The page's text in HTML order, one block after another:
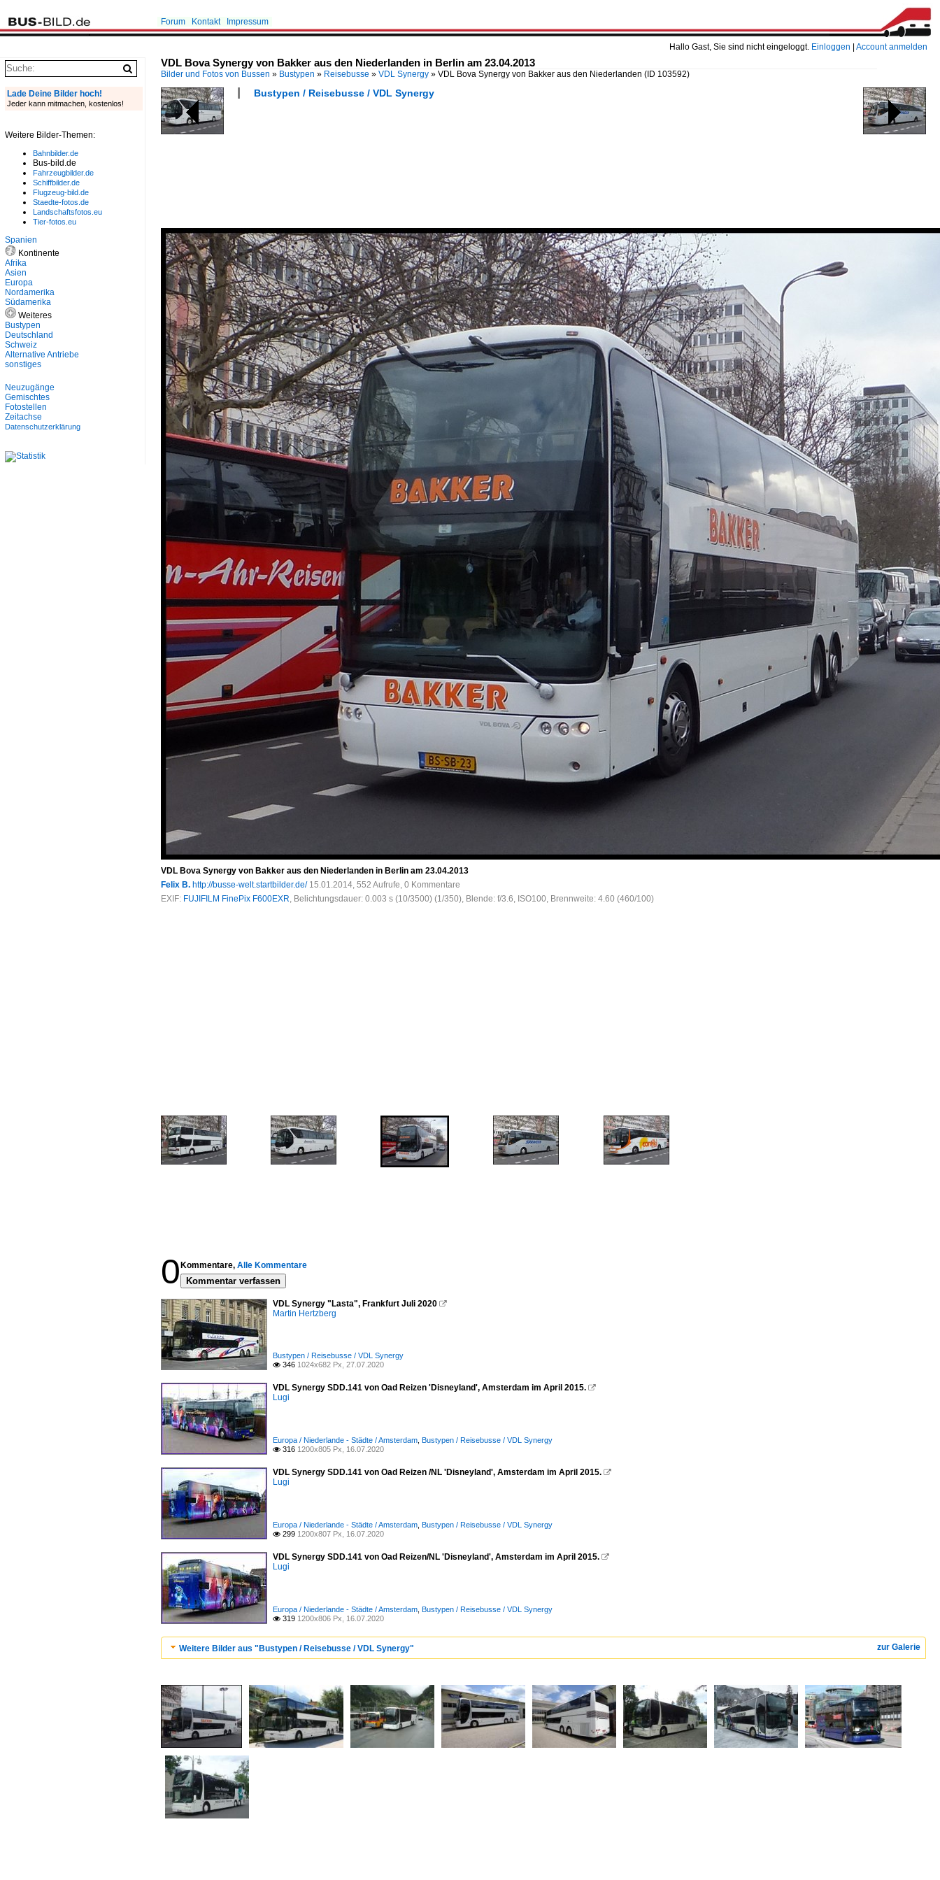
Hallo Gast, Sie sind nicht eingeloggt. Einloggen Account anmelden
Forum Kontakt Impressum
VDL Bova Synergy von Bakker aus den Niederlanden in Berlin am 23.04.2013
Bilder und Fotos von Bussen » Bustypen » Reisebusse » VDL Synergy » VDL Bova Synergy von Bakker aus den Niederlanden (ID 103592)
Bustypen / Reisebusse / VDL Synergy
VDL Bova Synergy von Bakker aus den Niederlanden in Berlin am 23.04.2013
Felix B. http://busse-welt.startbilder.de/ 15.01.2014, 552 Aufrufe, 0 Kommentare
EXIF: FUJIFILM FinePix F600EXR, Belichtungsdauer: 0.003 s (10/3500) (1/350), Blende: f/3.6, ISO100, Brennweite: 4.60 (460/100)
0 Kommentare, Alle Kommentare
Kommentar verfassen
VDL Synergy "Lasta", Frankfurt Juli 2020 
Martin Hertzberg
Bustypen / Reisebusse / VDL Synergy
 346 1024x682 Px, 27.07.2020
VDL Synergy SDD.141 von Oad Reizen 'Disneyland', Amsterdam im April 2015. 
Lugi
Europa / Niederlande - Städte / Amsterdam Bustypen / Reisebusse / VDL Synergy
 316 1200x805 Px, 16.07.2020
VDL Synergy SDD.141 von Oad Reizen /NL 'Disneyland', Amsterdam im April 2015. 
Lugi
Europa / Niederlande - Städte / Amsterdam Bustypen / Reisebusse / VDL Synergy
 299 1200x807 Px, 16.07.2020
VDL Synergy SDD.141 von Oad Reizen/NL 'Disneyland', Amsterdam im April 2015. 
Lugi
Europa / Niederlande - Städte / Amsterdam Bustypen / Reisebusse / VDL Synergy
 319 1200x806 Px, 16.07.2020
zur Galerie
Weitere Bilder aus "Bustypen / Reisebusse / VDL Synergy"
Lade Deine Bilder hoch!
Jeder kann mitmachen, kostenlos!
Weitere Bilder-Themen:
Bahnbilder.de
Bus-bild.de
Fahrzeugbilder.de
Schiffbilder.de
Flugzeug-bild.de
Staedte-fotos.de
Landschaftsfotos.eu
Tier-fotos.eu
Spanien
Kontinente
Afrika
Asien
Europa
Nordamerika
Südamerika
Weiteres
Bustypen
Deutschland
Schweiz
Alternative Antriebe
sonstiges
Neuzugänge
Gemischtes
Fotostellen
Zeitachse
Datenschutzerklärung